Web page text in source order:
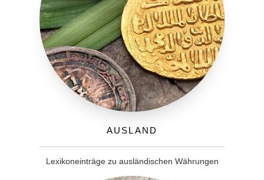
Ausland
Lexikoneinträge zu ausländischen Währungen